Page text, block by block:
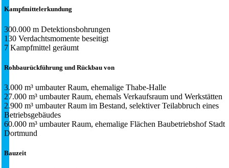
Kampfmittelerkundung
300.000 m Detektionsbohrungen
130 Verdachtsmomente beseitigt
7 Kampfmittel geräumt
Rohbaurückführung und Rückbau von
3.000 m³ umbauter Raum, ehemalige Thabe-Halle
27.000 m³ umbauter Raum, ehemals Verkaufsraum und Werkstätten
2.900 m³ umbauter Raum im Bestand, selektiver Teilabbruch eines
Betriebsgebäudes
60.000 m³ umbauter Raum, ehemalige Flächen Baubetriebshof Stadt
Dortmund
Bauzeit